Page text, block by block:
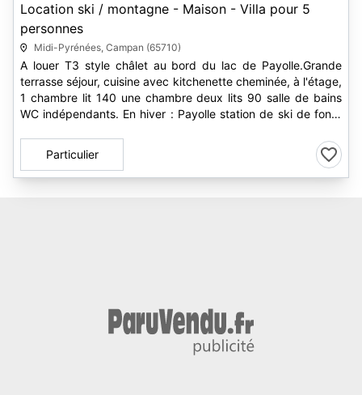
Location ski / montagne - Maison - Villa pour 5
personnes
Midi-Pyrénées, Campan (65710)
A louer T3 style châlet au bord du lac de Payolle.Grande
terrasse séjour, cuisine avec kitchenette cheminée, à l'étage,
1 chambre lit 140 une chambre deux lits 90 salle de bains
WC indépendants. En hiver : Payolle station de ski de fond,
Particulier